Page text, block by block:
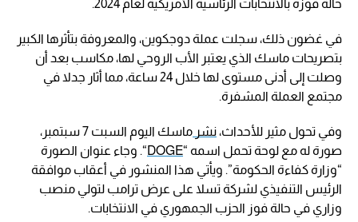
حالة فوزه بالانتخابات الرئاسية الأمريكية لعام 2024.
في غضون ذلك، سجلت عملة دوجكوين، والمعروفة بتأثرها الكبير
بتصريحات ماسك الذي يعتبر الأب الروحي لها، مكاسب بعد أن
وصلت إلى أدنى مستوى لها خلال 24 ساعة، مما أثار جدلا في
مجتمع العملة المشفرة.
وفي تحول مثير للأحداث،نشر
ماسك اليوم السبت 7 سبتمبر،
صورة له مع لوحة تحمل اسمه “DOGE“. وجاء عنوان الصورة
“وزارة كفاءة الحكومة”. ويأتي هذا المنشور في أعقاب موافقة
الرئيس التنفيذي لشركة تسلا على عرض ترامب لتولي منصب
وزاري في حالة فوز الحزب الجمهوري في الانتخابات.